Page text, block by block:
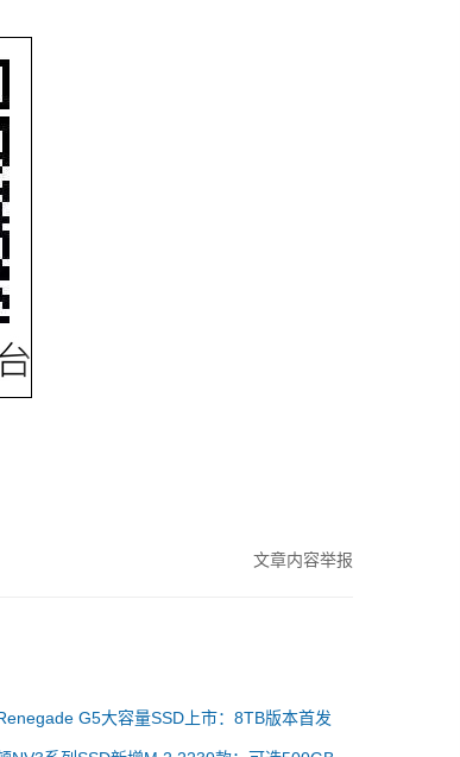
文章内容举报
G5大容量SSD上市：8TB版本首发